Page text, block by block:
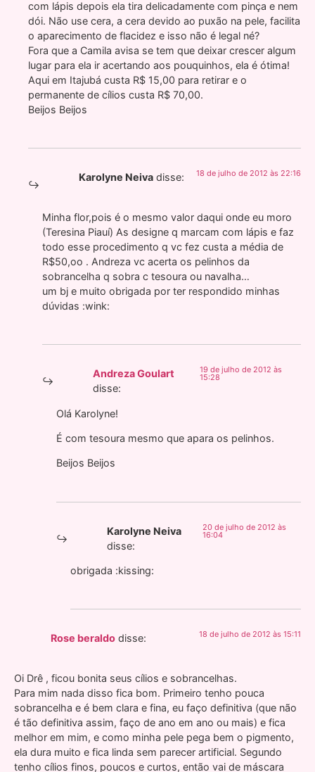
com lápis depois ela tira delicadamente com pinça e nem
dói. Não use cera, a cera devido ao puxão na pele, facilita
o aparecimento de flacidez e isso não é legal né?
Fora que a Camila avisa se tem que deixar crescer algum
lugar para ela ir acertando aos pouquinhos, ela é ótima!
Aqui em Itajubá custa R$ 15,00 para retirar e o
permanente de cílios custa R$ 70,00.
Beijos Beijos
Karolyne Neiva disse: 18 de julho de 2012 às 22:16
Minha flor,pois é o mesmo valor daqui onde eu moro
(Teresina Piauí) As designe q marcam com lápis e faz
todo esse procedimento q vc fez custa a média de
R$50,oo . Andreza vc acerta os pelinhos da
sobrancelha q sobra c tesoura ou navalha…
um bj e muito obrigada por ter respondido minhas
dúvidas :wink:
Andreza Goulart
disse:
19 de julho de 2012 às
15:28
Olá Karolyne!
É com tesoura mesmo que apara os pelinhos.
Beijos Beijos
Karolyne Neiva
disse:
20 de julho de 2012 às
16:04
obrigada :kissing:
Rose beraldo disse: 18 de julho de 2012 às 15:11
Oi Drê , ficou bonita seus cílios e sobrancelhas.
Para mim nada disso fica bom. Primeiro tenho pouca
sobrancelha e é bem clara e fina, eu faço definitiva (que não
é tão definitiva assim, faço de ano em ano ou mais) e fica
melhor em mim, e como minha pele pega bem o pigmento,
ela dura muito e fica linda sem parecer artificial. Segundo
tenho cílios finos, poucos e curtos, então vai de máscara